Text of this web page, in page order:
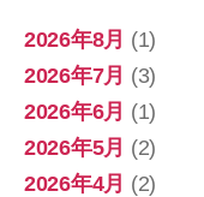
2026年8月 (1)
2026年7月 (3)
2026年6月 (1)
2026年5月 (2)
2026年4月 (2)